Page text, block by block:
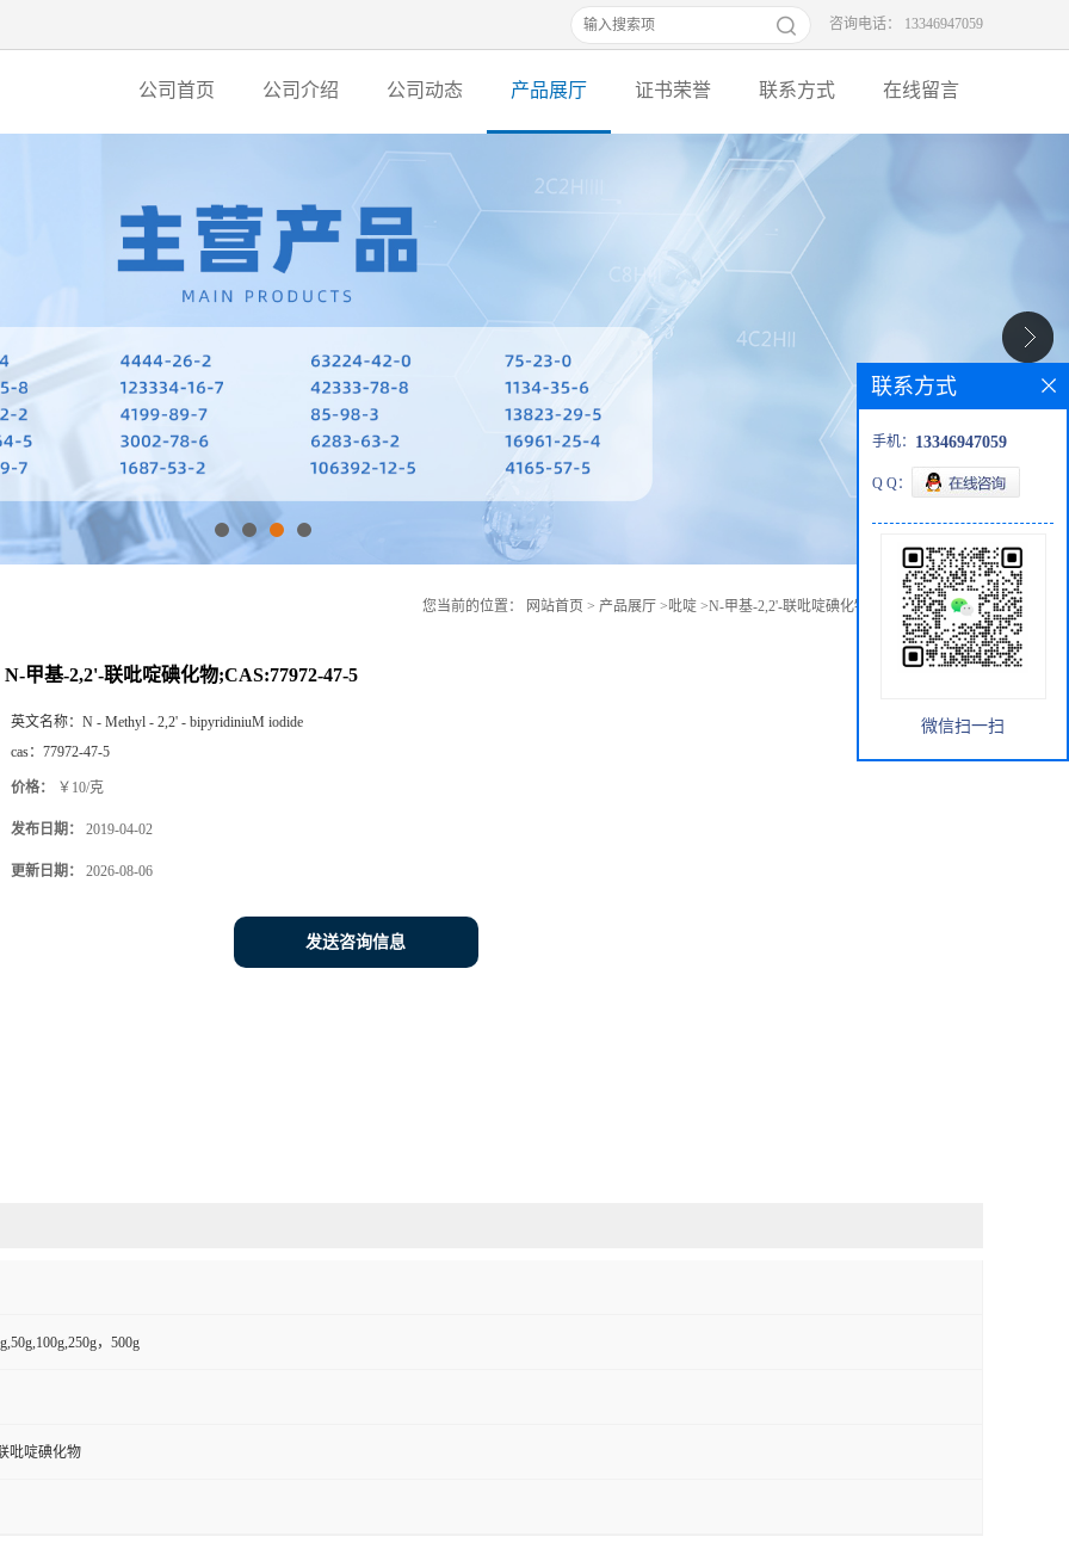
咨询电话： 13346947059
公司首页 公司介绍 公司动态 产品展厅 证书荣誉 联系方式 在线留言
您当前的位置： 网站首页 > 产品展厅 >吡啶 >N-甲基-2,2'-联吡啶碘化物;CAS:77972-47-5
N-甲基-2,2'-联吡啶碘化物;CAS:77972-47-5
英文名称： N - Methyl - 2,2' - bipyridiniuM iodide
cas： 77972-47-5
价格： ￥10/克
发布日期： 2019-04-02
更新日期： 2026-08-06
发送咨询信息
，500g
吡啶碘化物
联系方式
手机： 13346947059
Q Q：
微信扫一扫